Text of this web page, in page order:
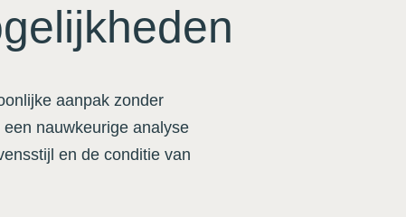
aanpak zonder
nauwkeurige analyse
en de conditie van